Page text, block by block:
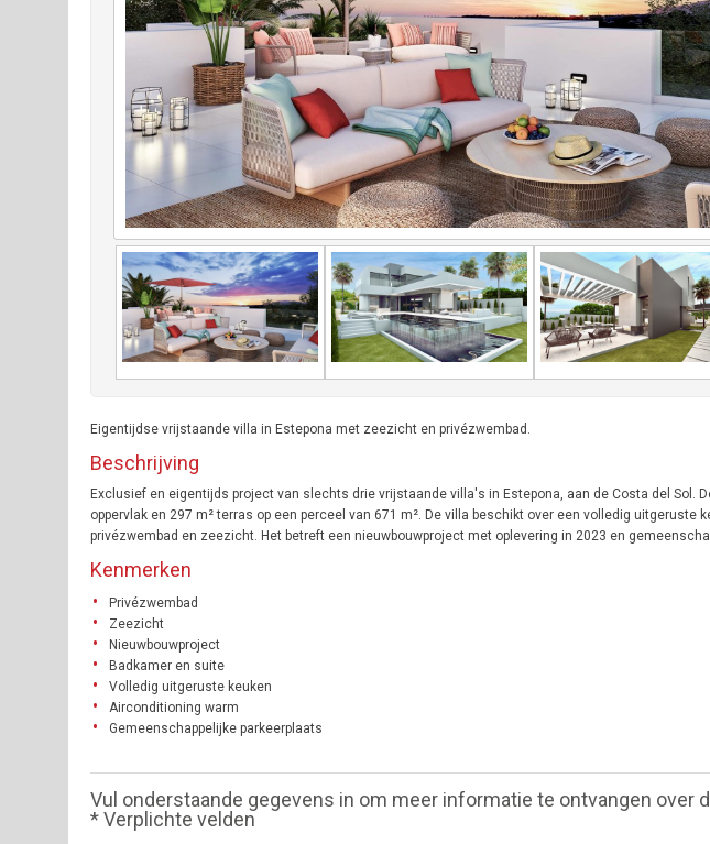
Eigentijdse vrijstaande villa in Estepona met zeezicht en privézwembad.
Beschrijving
Exclusief en eigentijds project van slechts drie vrijstaande villa's in Estepona, aan de Costa del Sol.
oppervlak en 297 m² terras op een perceel van 671 m². De villa beschikt over een volledig uitgeruste
privézwembad en zeezicht. Het betreft een nieuwbouwproject met oplevering in 2023 en
Kenmerken
Privézwembad
Zeezicht
Nieuwbouwproject
Badkamer en suite
Volledig uitgeruste keuken
Airconditioning warm
Gemeenschappelijke parkeerplaats
Vul onderstaande gegevens in om meer informatie te ontvangen over
* Verplichte velden